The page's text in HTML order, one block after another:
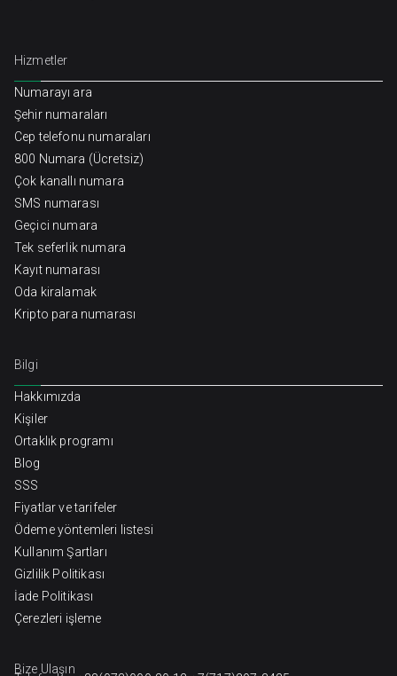
Hizmetler
Numarayı ara
Şehir numaraları
Cep telefonu numaraları
800 Numara (Ücretsiz)
Çok kanallı numara
SMS numarası
Geçici numara
Tek seferlik numara
Kayıt numarası
Oda kiralamak
Kripto para numarası
Bilgi
Hakkımızda
Kişiler
Ortaklık programı
Blog
SSS
Fiyatlar ve tarifeler
Ödeme yöntemleri listesi
Kullanım Şartları
Gizlilik Politikası
İade Politikası
Çerezleri işleme
Bize Ulaşın